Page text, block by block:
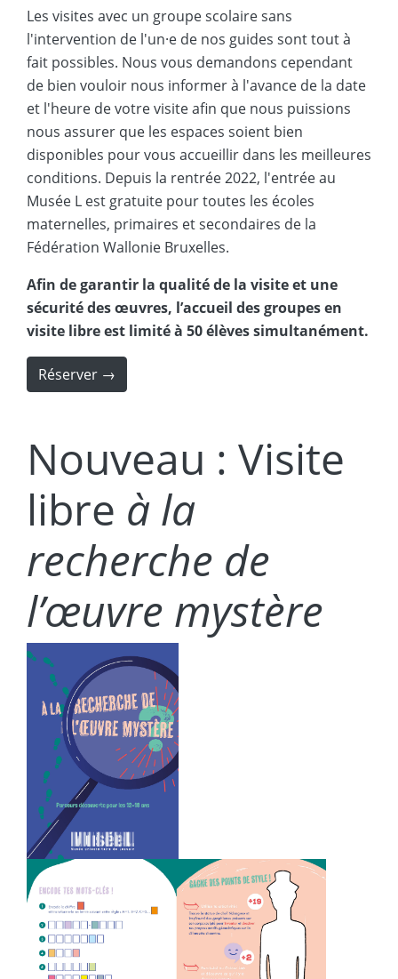
Les visites avec un groupe scolaire sans
l'intervention de l'un·e de nos guides sont tout à
fait possibles. Nous vous demandons cependant
de bien vouloir nous informer à l'avance de la date
et l'heure de votre visite afin que nous puissions
nous assurer que les espaces soient bien
disponibles pour vous accueillir dans les meilleures
conditions. Depuis la rentrée 2022, l'entrée au
Musée L est gratuite pour toutes les écoles
maternelles, primaires et secondaires de la
Fédération Wallonie Bruxelles.
Afin de garantir la qualité de la visite et une
sécurité des œuvres, l’accueil des groupes en
visite libre est limité à 50 élèves simultanément.
Réserver →
Nouveau : Visite
libre à la
recherche de
l’œuvre mystère